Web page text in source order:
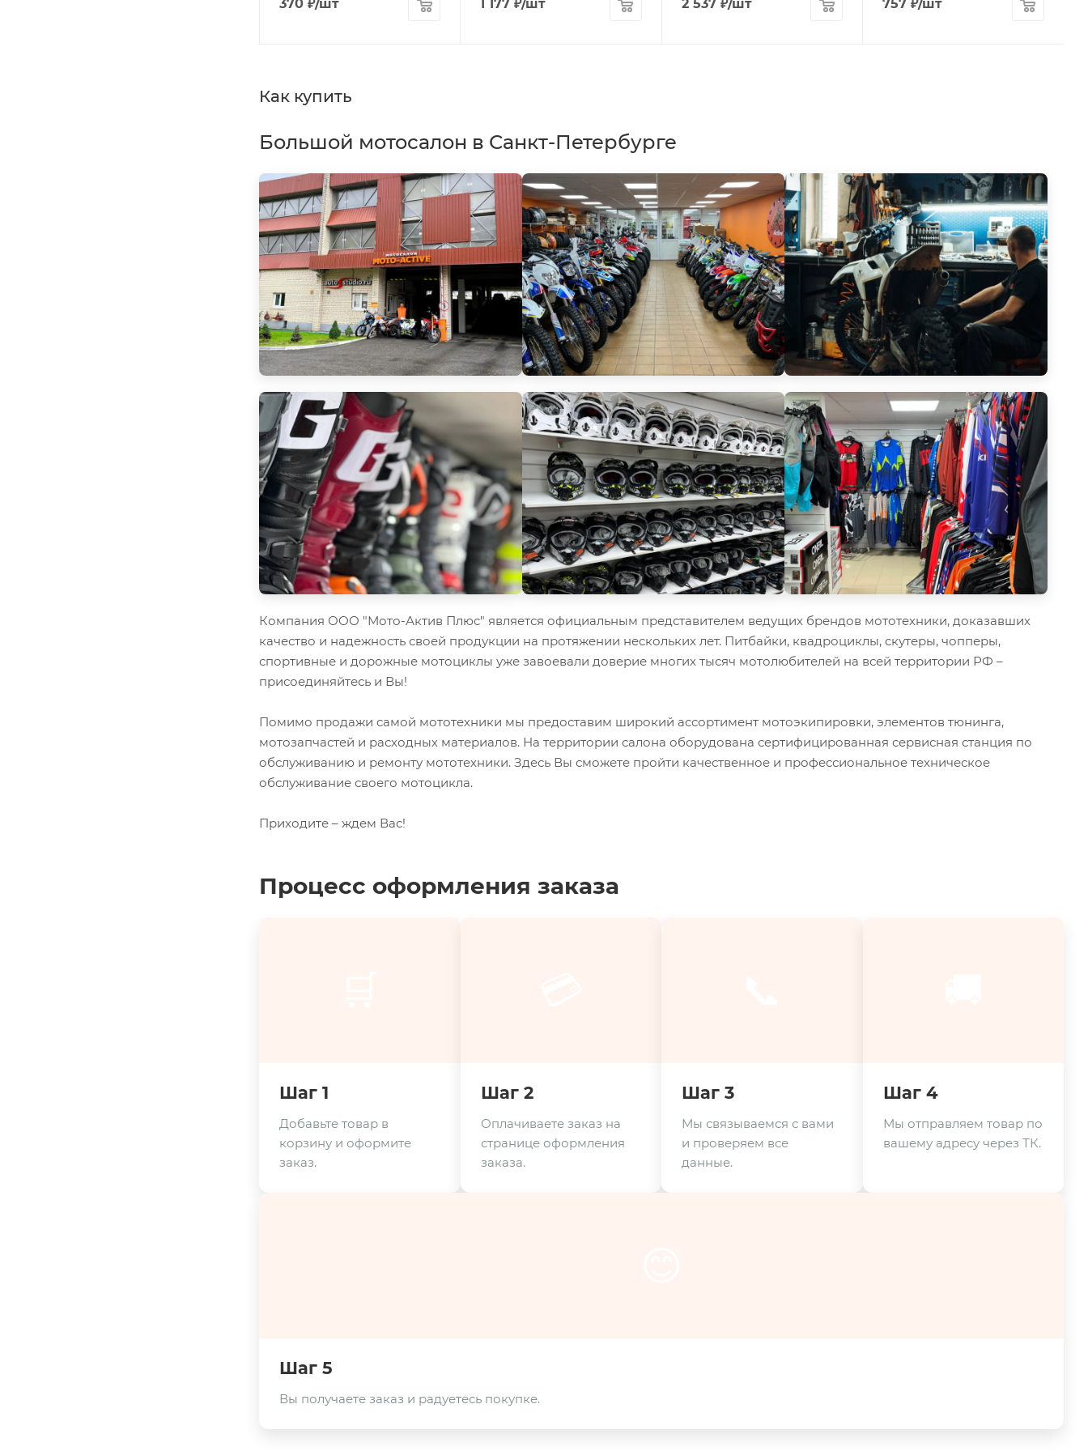
370₽/шт 1 177 ₽/шт 2 537₽/шт 757 ₽/шт
Как купить
Большой мотосалон в Санкт-Петербурге
Компания ООО "Мото-Актив Плюс" является официальным представителем ведущих брендов мототехники, доказавших
качество и надежность своей продукции на протяжении нескольких лет. Питбайки, квадроциклы, скутеры, чопперы,
спортивные и дорожные мотоциклы уже завоевали доверие многих тысяч мотолюбителей на всей территории РФ –
присоединяйтесь и Вы!
Помимо продажи самой мототехники мы предоставим широкий ассортимент мотоэкипировки, элементов тюнинга,
мотозапчастей и расходных материалов. На территории салона оборудована сертифицированная сервисная станция по
обслуживанию и ремонту мототехники. Здесь Вы сможете пройти качественное и профессиональное техническое
обслуживание своего мотоцикла.
Приходите – ждем Вас!
Процесс оформления заказа
Шаг 1
Добавьте товар в
корзину и оформите
заказ.
Шаг 2
Оплачиваете заказ на
странице оформления
заказа.
Шаг 3
Мы связываемся с вами
и проверяем все
данные.
Шаг 4
Мы отправляем товар по
вашему адресу через ТК.
Шаг 5
Вы получаете заказ и радуетесь покупке.